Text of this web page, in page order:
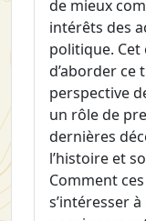
de mieux
intérêts des
politique. Cet
d’aborder ce
perspective
un rôle de
dernières
l’histoire et
Comment
s’intéresser